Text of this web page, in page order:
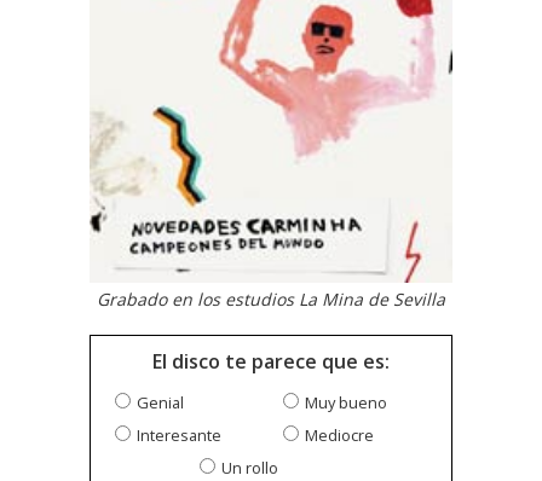
Grabado en los estudios La Mina de Sevilla
El disco te parece que es:
Genial
Muy bueno
Interesante
Mediocre
Un rollo